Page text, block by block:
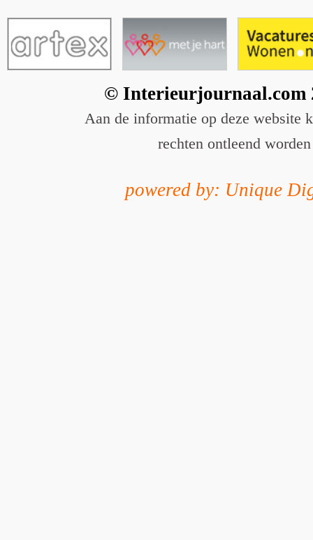
© Interieurjournaal.com
Aan de informatie op deze website
rechten ontleend worden
powered by: Unique